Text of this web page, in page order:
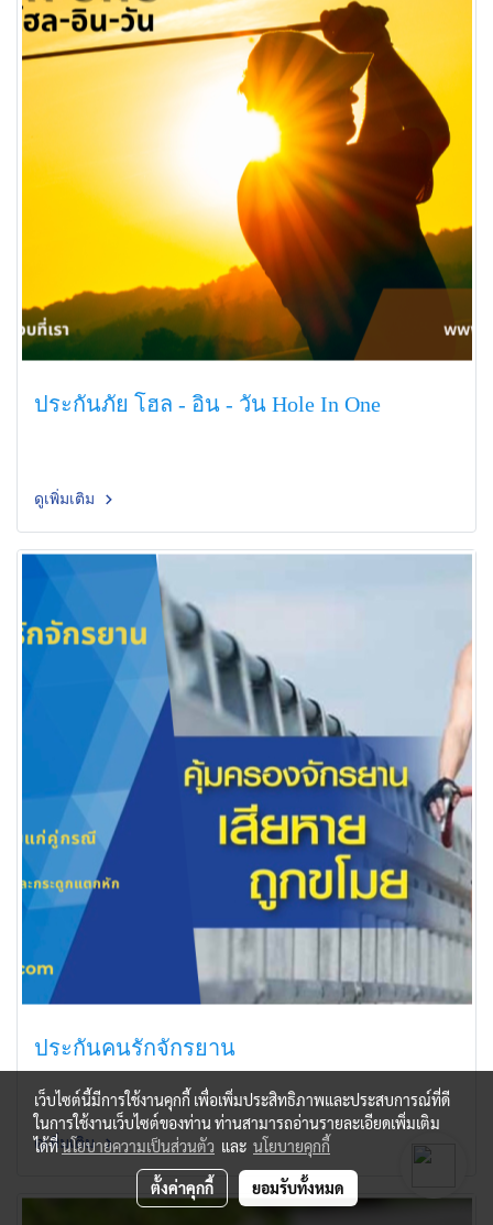
ประกันภัย โฮล - อิน - วัน Hole In One
ดูเพิ่มเติม
ประกันคนรักจักรยาน
ดูเพิ่มเติม
เว็บไซต์นี้มีการใช้งานคุกกี้ เพื่อเพิ่มประสิทธิภาพและประสบการณ์ที่ดี
ในการใช้งานเว็บไซต์ของท่าน ท่านสามารถอ่านรายละเอียดเพิ่มเติม
ได้ที่นโยบายความเป็นส่วนตัว และ นโยบายคุกกี้
ตั้งค่าคุกกี้ ยอมรับทั้งหมด